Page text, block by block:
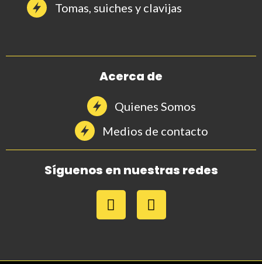
Tomas, suiches y clavijas
Acerca de
Quienes Somos
Medios de contacto
Síguenos en nuestras redes